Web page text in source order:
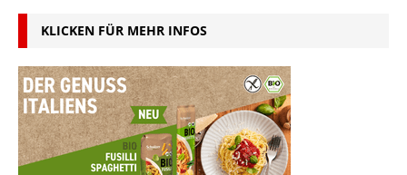
KLICKEN FÜR MEHR INFOS